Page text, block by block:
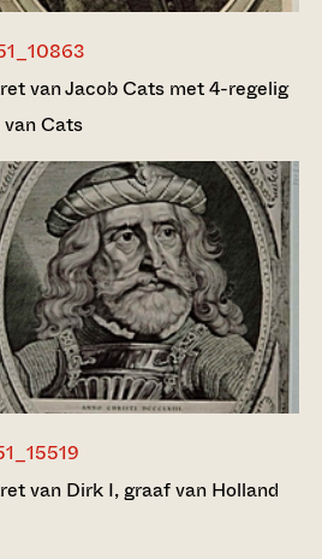
van Jacob Cats met 4-regelig
Cats
van Dirk I, graaf van Holland